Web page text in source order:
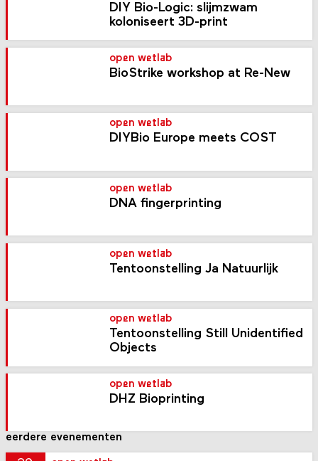
DIY Bio-Logic: slijmzwam
koloniseert 3D-print
open wetlab
BioStrike workshop at Re-New
open wetlab
DIYBio Europe meets COST
open wetlab
DNA fingerprinting
open wetlab
Tentoonstelling Ja Natuurlijk
open wetlab
Tentoonstelling Still Unidentified
Objects
open wetlab
DHZ Bioprinting
eerdere evenementen